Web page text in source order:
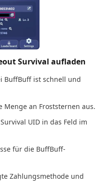
Survival aufladen
BuffBuff ist schnell und
Menge an Froststernen aus.
UID in das Feld im
für die BuffBuff-
Zahlungsmethode und